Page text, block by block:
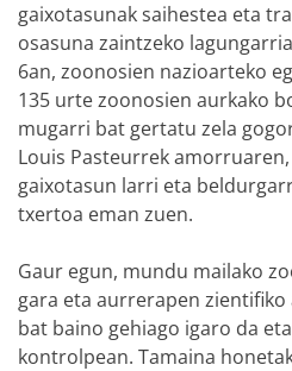
gaixotasunak saihestea eta
osasuna zaintzeko
6an, zoonosien nazioarteko
135 urte zoonosien aurkako
mugarri bat gertatu zela
Louis Pasteurrek
gaixotasun larri eta
txertoa eman zuen.
Gaur egun, mundu mailako
gara eta aurrerapen
bat baino gehiago igaro da
kontrolpean. Tamaina